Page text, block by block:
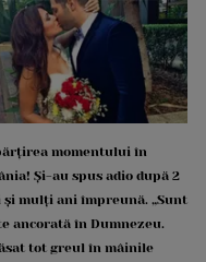
momentului în
Și-au spus adio după 2
și mulți ani împreună. „Sunt
ancorată în Dumnezeu.
tot greul în mâinile